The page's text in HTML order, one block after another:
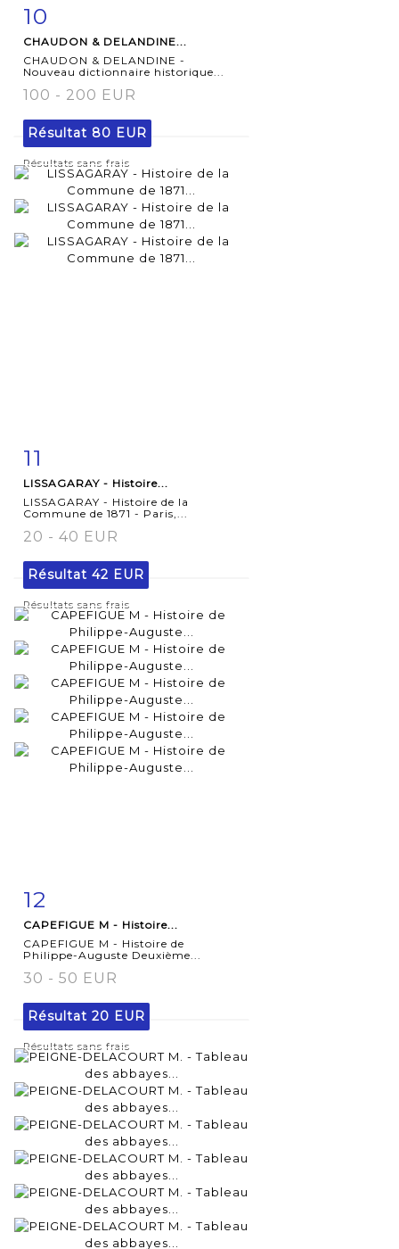
10
CHAUDON & DELANDINE...
CHAUDON & DELANDINE -
Nouveau dictionnaire historique...
100 - 200 EUR
Résultat 80 EUR
Résultats sans frais
11
LISSAGARAY - Histoire...
LISSAGARAY - Histoire de la
Commune de 1871 - Paris,...
20 - 40 EUR
Résultat 42 EUR
Résultats sans frais
12
CAPEFIGUE M - Histoire...
CAPEFIGUE M - Histoire de
Philippe-Auguste Deuxième...
30 - 50 EUR
Résultat 20 EUR
Résultats sans frais